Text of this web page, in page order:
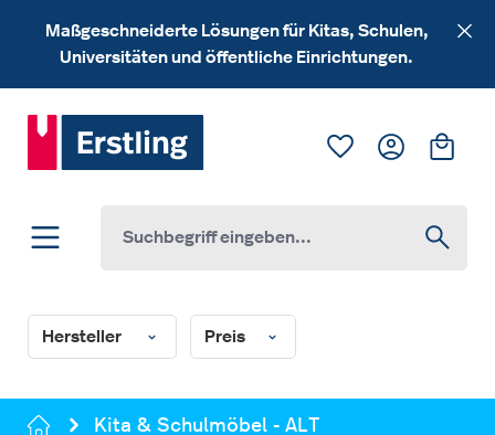
Zum Hauptinhalt springen
Maßgeschneiderte Lösungen für Kitas, Schulen,
Universitäten und öffentliche Einrichtungen.
Du hast 0
Hersteller Preis
Kita & Schulmöbel - ALT